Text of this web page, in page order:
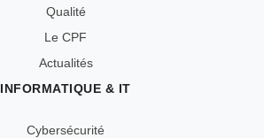
Qualité
Le CPF
Actualités
INFORMATIQUE & IT
Cybersécurité